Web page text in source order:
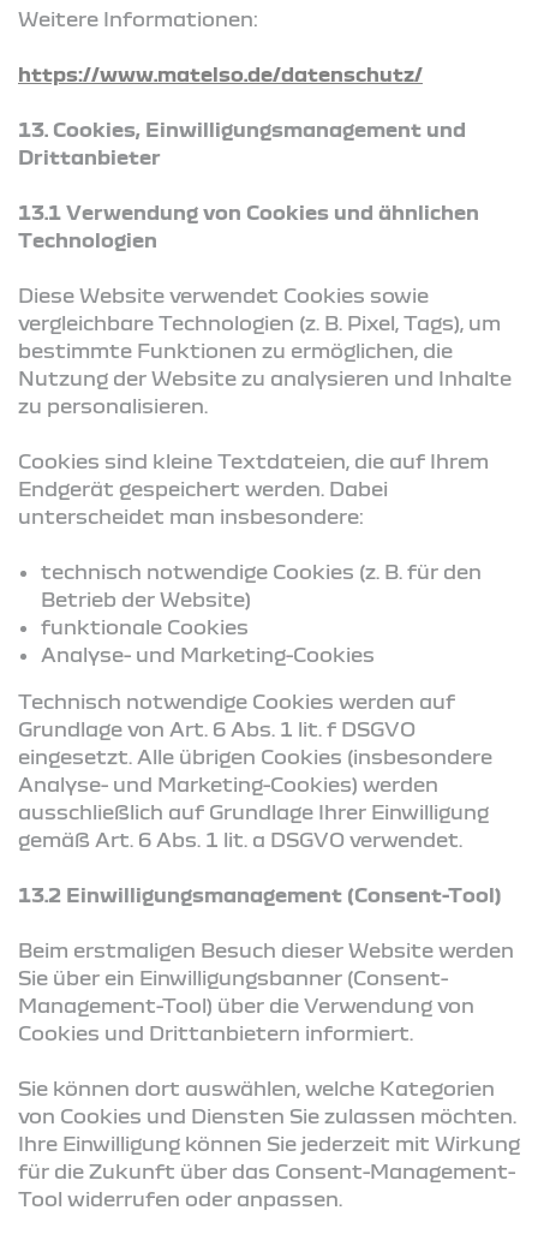
Weitere Informationen:
https://www.matelso.de/datenschutz/
13. Cookies, Einwilligungsmanagement und
Drittanbieter
13.1 Verwendung von Cookies und ähnlichen
Technologien
Diese Website verwendet Cookies sowie
vergleichbare Technologien (z. B. Pixel, Tags), um
bestimmte Funktionen zu ermöglichen, die
Nutzung der Website zu analysieren und Inhalte
zu personalisieren.
Cookies sind kleine Textdateien, die auf Ihrem
Endgerät gespeichert werden. Dabei
unterscheidet man insbesondere:
technisch notwendige Cookies (z. B. für den
Betrieb der Website)
funktionale Cookies
Analyse- und Marketing-Cookies
Technisch notwendige Cookies werden auf
Grundlage von Art. 6 Abs. 1 lit. f DSGVO
eingesetzt. Alle übrigen Cookies (insbesondere
Analyse- und Marketing-Cookies) werden
ausschließlich auf Grundlage Ihrer Einwilligung
gemäß Art. 6 Abs. 1 lit. a DSGVO verwendet.
13.2 Einwilligungsmanagement (Consent-Tool)
Beim erstmaligen Besuch dieser Website werden
Sie über ein Einwilligungsbanner (Consent-
Management-Tool) über die Verwendung von
Cookies und Drittanbietern informiert.
Sie können dort auswählen, welche Kategorien
von Cookies und Diensten Sie zulassen möchten.
Ihre Einwilligung können Sie jederzeit mit Wirkung
für die Zukunft über das Consent-Management-
Tool widerrufen oder anpassen.